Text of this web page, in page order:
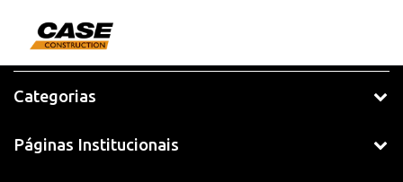
Categorias
Páginas Institucionais